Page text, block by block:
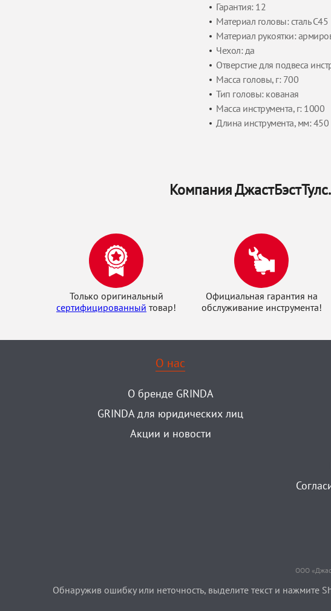
Гарантия: 12
Материал головы: сталь С45
Материал рукоятки:
Чехол: да
Отверстие для подвеса
Масса головы, г: 700
Тип головы: кованая
Масса инструмента, г: 1000
Длина инструмента, мм: 450
Компания
Только оригинальный
сертифицированный товар!
Официальная гарантия на
обслуживание инструмента!
О нас
О бренде GRINDA
GRINDA для юридических лиц
Акции и новости
ООО
Обнаружив ошибку или неточность, выделите текст и нажмите